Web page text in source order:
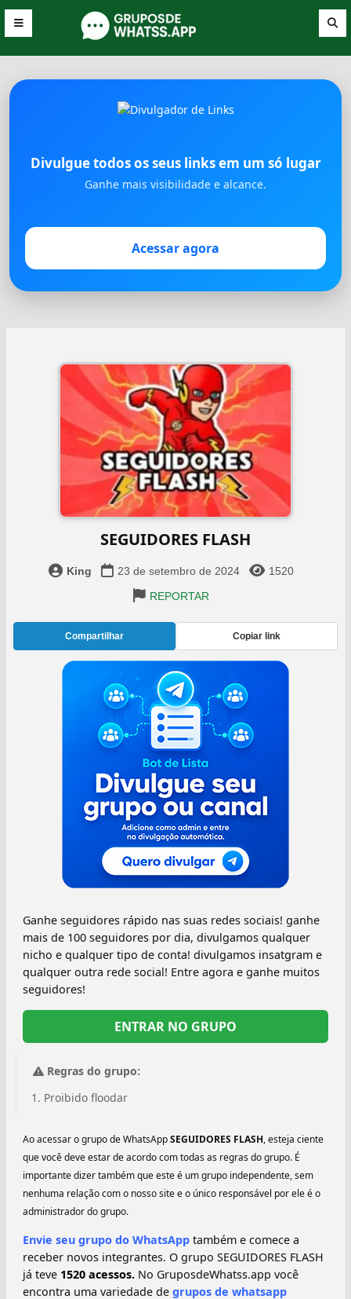
Divulgue todos os seus links em um só lugar
Ganhe mais visibilidade e alcance.
Acessar agora
SEGUIDORES FLASH
King 23 de setembro de 2024
1520
REPORTAR
Compartilhar Copiar link
Ganhe seguidores rápido nas suas redes sociais! ganhe
mais de 100 seguidores por dia, divulgamos qualquer
nicho e qualquer tipo de conta! divulgamos insatgram e
qualquer outra rede social! Entre agora e ganhe muitos
seguidores!
ENTRAR NO GRUPO
Regras do grupo:
Proibido floodar
Ao acessar o grupo de WhatsAppSEGUIDORES FLASH, esteja ciente
que você deve estar de acordo com todas as regras do grupo. É
importante dizer também que este é um grupo independente, sem
nenhuma relação com o nosso site e o único responsável por ele é o
administrador do grupo.
Envie seu grupo do WhatsApp também e comece a
receber novos integrantes. O grupo SEGUIDORES FLASH
já teve 1520 acessos. No GruposdeWhatss.app você
encontra uma variedade de grupos de whatsapp